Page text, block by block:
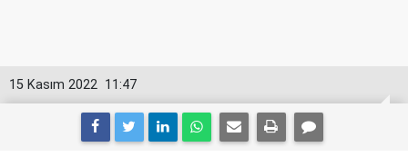
11:47
15 Kasım 2022